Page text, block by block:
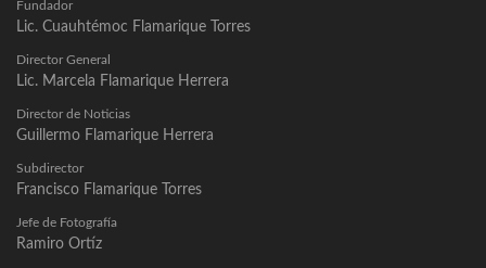
Fundador
Lic. Cuauhtémoc Flamarique Torres
Director General
Lic. Marcela Flamarique Herrera
Director de Noticias
Guillermo Flamarique Herrera
Subdirector
Francisco Flamarique Torres
Jefe de Fotografía
Ramiro Ortíz